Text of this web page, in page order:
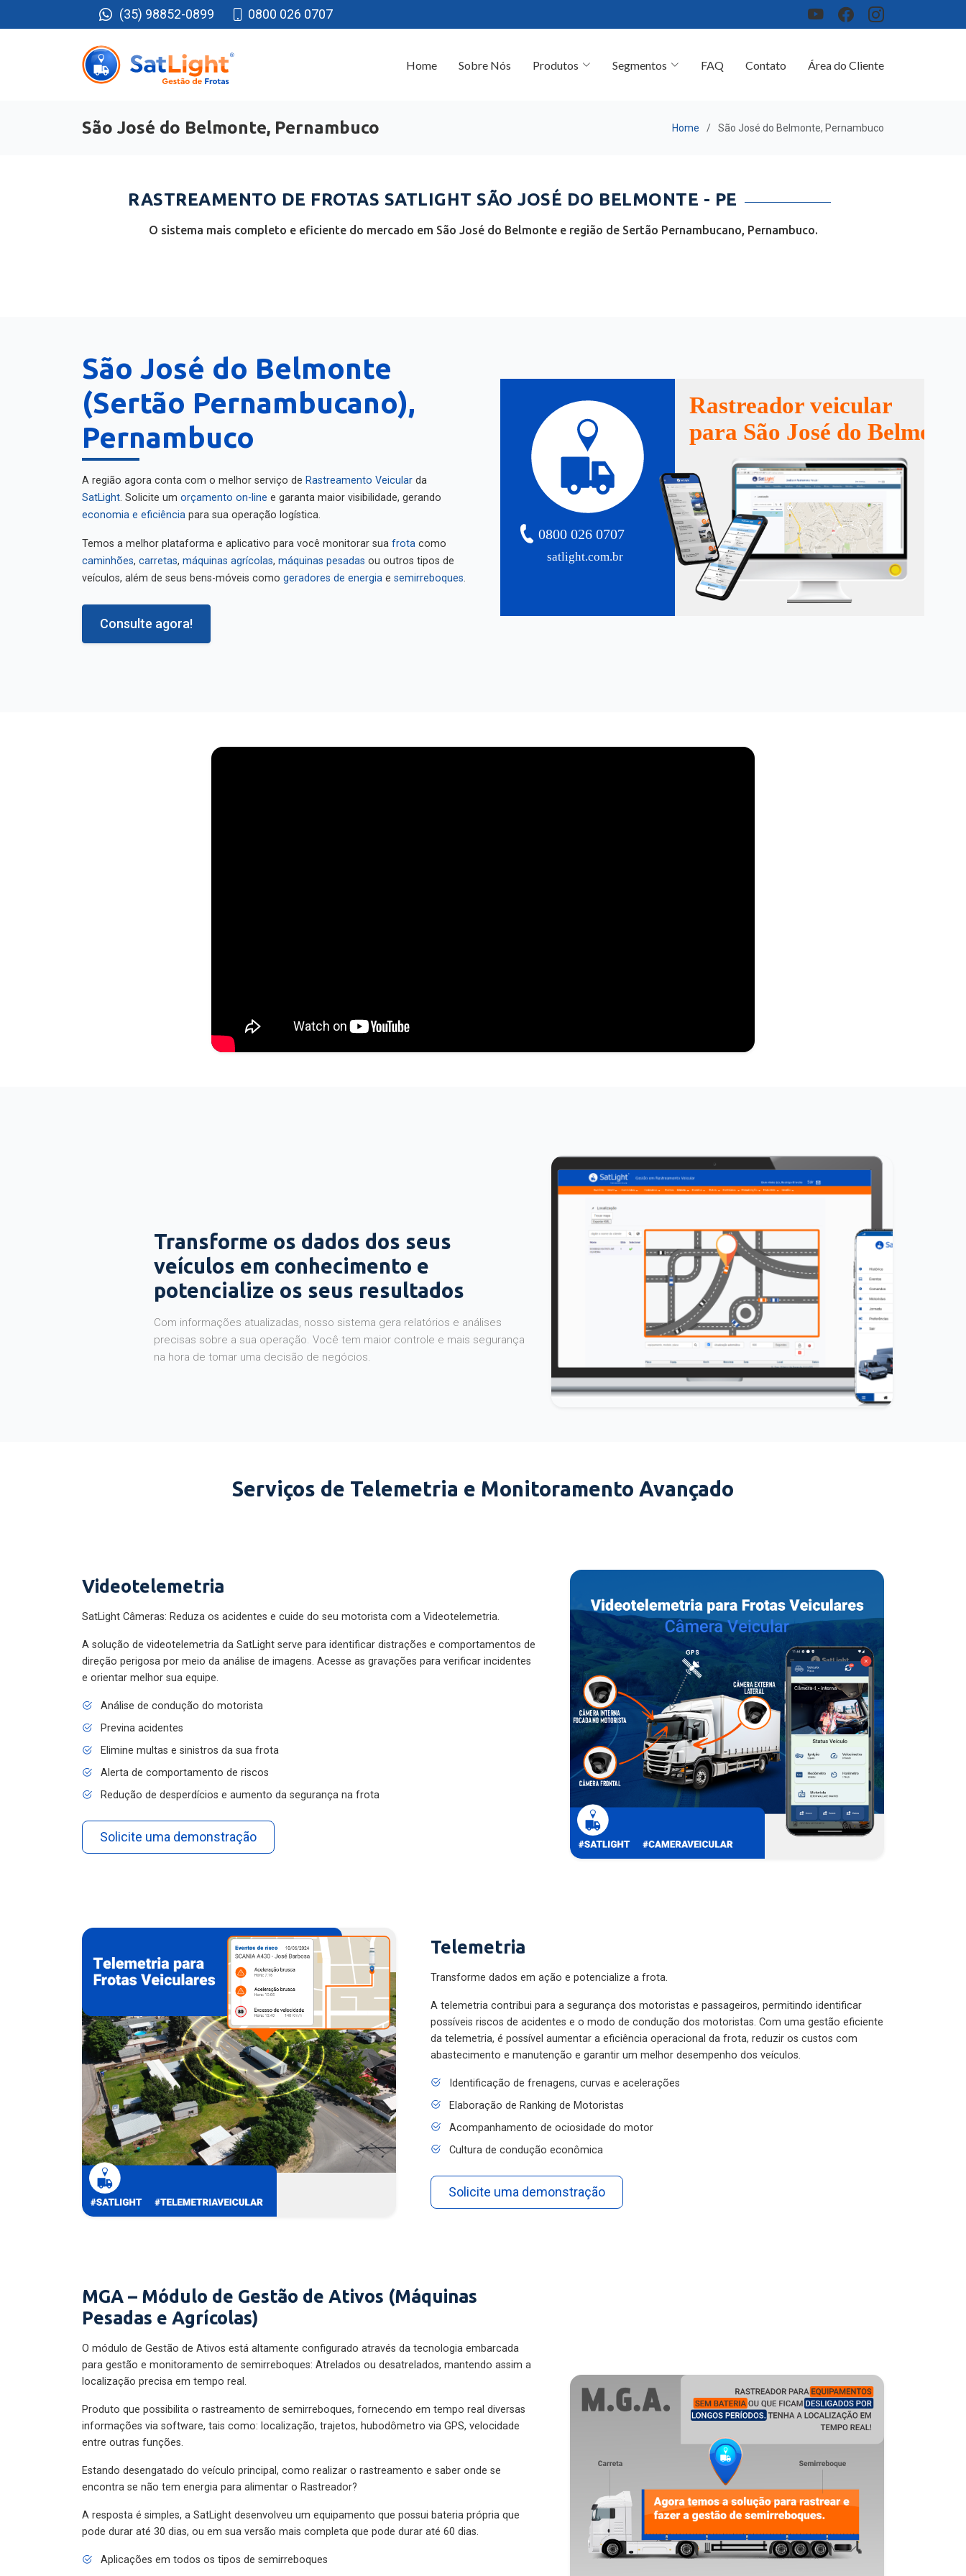
(35) 98852-0899 0800 026 0707
Home Sobre Nós Produtos Segmentos FAQ Contato Área do Cliente
São José do Belmonte, Pernambuco Home São José do Belmonte, Pernambuco
RASTREAMENTO DE FROTAS SATLIGHT SÃO JOSÉ DO BELMONTE - PE
O sistema mais completo e eficiente do mercado em São José do Belmonte e região de Sertão Pernambucano, Pernambuco.
São José do Belmonte
(Sertão Pernambucano),
Pernambuco
A região agora conta com o melhor serviço de Rastreamento Veicular da
SatLight. Solicite um orçamento on-line e garanta maior visibilidade, gerando
economia e eficiência para sua operação logística.
Temos a melhor plataforma e aplicativo para você monitorar sua frota como
caminhões, carretas, máquinas agrícolas, máquinas pesadas ou outros tipos de
veículos, além de seus bens-móveis como geradores de energia e semirreboques.
Consulte agora!
satlight.com.br
0800 026 0707
Rastreador veicular
para São José do Belmonte
Transforme os dados dos seus
veículos em conhecimento e
potencialize os seus resultados
Com informações atualizadas, nosso sistema gera relatórios e análises
precisas sobre a sua operação. Você tem maior controle e mais segurança
na hora de tomar uma decisão de negócios.
Serviços de Telemetria e Monitoramento Avançado
Videotelemetria
SatLight Câmeras: Reduza os acidentes e cuide do seu motorista com a Videotelemetria.
A solução de videotelemetria da SatLight serve para identificar distrações e comportamentos de
direção perigosa por meio da análise de imagens. Acesse as gravações para verificar incidentes
e orientar melhor sua equipe.
Análise de condução do motorista
Previna acidentes
Elimine multas e sinistros da sua frota
Alerta de comportamento de riscos
Redução de desperdícios e aumento da segurança na frota
Solicite uma demonstração
Telemetria
Transforme dados em ação e potencialize a frota.
A telemetria contribui para a segurança dos motoristas e passageiros, permitindo identificar
possíveis riscos de acidentes e o modo de condução dos motoristas. Com uma gestão eficiente
da telemetria, é possível aumentar a eficiência operacional da frota, reduzir os custos com
abastecimento e manutenção e garantir um melhor desempenho dos veículos.
Identificação de frenagens, curvas e acelerações
Elaboração de Ranking de Motoristas
Acompanhamento de ociosidade do motor
Cultura de condução econômica
Solicite uma demonstração
MGA – Módulo de Gestão de Ativos (Máquinas
Pesadas e Agrícolas)
O módulo de Gestão de Ativos está altamente configurado através da tecnologia embarcada
para gestão e monitoramento de semirreboques: Atrelados ou desatrelados, mantendo assim a
localização precisa em tempo real.
Produto que possibilita o rastreamento de semirreboques, fornecendo em tempo real diversas
informações via software, tais como: localização, trajetos, hubodômetro via GPS, velocidade
entre outras funções.
Estando desengatado do veículo principal, como realizar o rastreamento e saber onde se
encontra se não tem energia para alimentar o Rastreador?
A resposta é simples, a SatLight desenvolveu um equipamento que possui bateria própria que
pode durar até 30 dias, ou em sua versão mais completa que pode durar até 60 dias.
Aplicações em todos os tipos de semirreboques